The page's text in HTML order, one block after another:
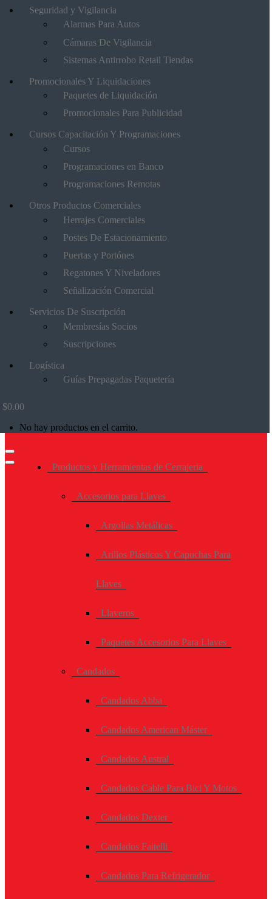
Seguridad y Vigilancia
Alarmas Para Autos
Cámaras De Vigilancia
Sistemas Antirrobo Retail Tiendas
Promocionales Y Liquidaciones
Paquetes de Liquidación
Promocionales Para Publicidad
Cursos Capacitación Y Programaciones
Cursos
Programaciones en Banco
Programaciones Remotas
Otros Productos Comerciales
Herrajes Comerciales
Postes De Estacionamiento
Puertas y Portónes
Regatones Y Niveladores
Señalización Comercial
Servicios De Suscripción
Membresías Socios
Suscripciones
Logística
Guías Prepagadas Paquetería
$0.00
No hay productos en el carrito.
Productos y Herramientas de Cerrajeria
Accesorios para Llaves
Argollas Metálicas
Arillos Plásticos Y Capuchas Para
Llaves
Llaveros
Paquetes Accesorios Para Llaves
Candados
Candados Abba
Candados American Máster
Candados Austral
Candados Cable Para Bici Y Motos
Candados Dexter
Candados Faitelli
Candados Para Refrigerador